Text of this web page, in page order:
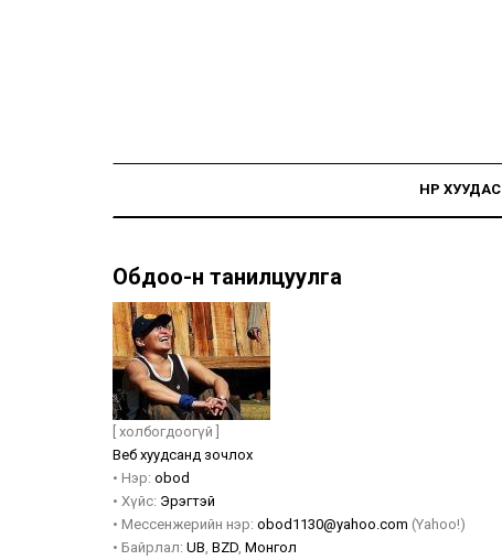
НҮҮР ХУУДАС
Обдоо-н танилцуулга
[ холбогдоогүй ]
Веб хуудсанд зочлох
• Нэр: obod
• Хүйс: Эрэгтэй
• Мессенжерийн нэр: obod1130@yahoo.com (Yahoo!)
• Байрлал: UB, BZD, Монгол